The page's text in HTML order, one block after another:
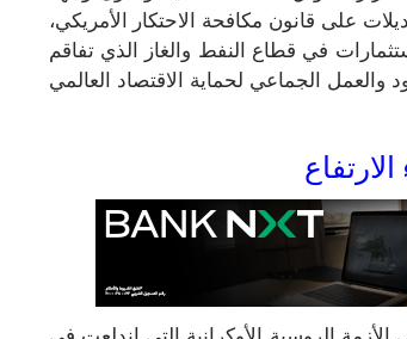
على قانون مكافحة الاحتكار الأمريكي،
في قطاع النفط والغاز الذي تفاقم
الجماعي لحماية الاقتصاد العالمي